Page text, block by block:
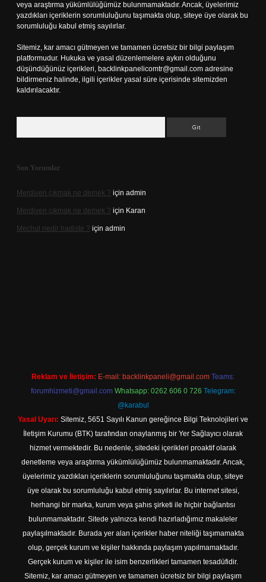
veya araştırma yükümlülüğümüz bulunmamaktadır. Ancak, üyelerimiz
yazdıkları içeriklerin sorumluluğunu taşımakta olup, siteye üye olarak bu
sorumluluğu kabul etmiş sayılırlar.
Sitemiz, kar amacı gütmeyen ve tamamen ücretsiz bir bilgi paylaşım
platformudur. Hukuka ve yasal düzenlemelere aykırı olduğunu
düşündüğünüz içerikleri, backlinkpanelicomtr@gmail.com adresine
bildirmeniz halinde, ilgili içerikler yasal süre içerisinde sitemizden
kaldırılacaktır.
Son Yorumlar
Merdiven çıkmak ne demek ? için admin
Merdiven çıkmak ne demek ? için Karan
Mechul nedir hadiste ? için admin
Reklam ve İletişim: E-mail: backlinkpaneli@gmail.com Teams:
forumhizmeti@gmail.com Whatsapp: 0262 606 0 726 Telegram:
@karabul
Yasal Uyarı: Sitemiz, 5651 Sayılı Kanun gereğince Bilgi Teknolojileri ve
İletişim Kurumu (BTK) tarafından onaylanmış bir Yer Sağlayıcı olarak
hizmet vermektedir. Bu nedenle, sitedeki içerikleri proaktif olarak
denetleme veya araştırma yükümlülüğümüz bulunmamaktadır. Ancak,
üyelerimiz yazdıkları içeriklerin sorumluluğunu taşımakta olup, siteye
üye olarak bu sorumluluğu kabul etmiş sayılırlar. Bu internet sitesi,
herhangi bir marka, kurum veya şahıs şirketi ile hiçbir bağlantısı
bulunmamaktadır. Sitede yalnızca kendi hazırladığımız makaleler
paylaşılmaktadır. Burada yer alan içerikler haber niteliği taşımamakta
olup, gerçek kurum ve kişiler hakkında paylaşım yapılmamaktadır.
Gerçek kurum ve kişiler ile isim benzerlikleri tamamen tesadüfidir.
Sitemiz, kar amacı gütmeyen ve tamamen ücretsiz bir bilgi paylaşım